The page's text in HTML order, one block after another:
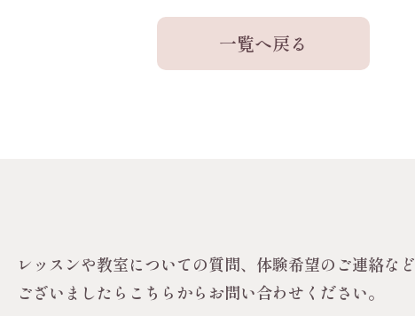
一覧へ戻る
レッスンや教室についての質問、体験希望のご連絡など
ございましたらこちらからお問い合わせください。